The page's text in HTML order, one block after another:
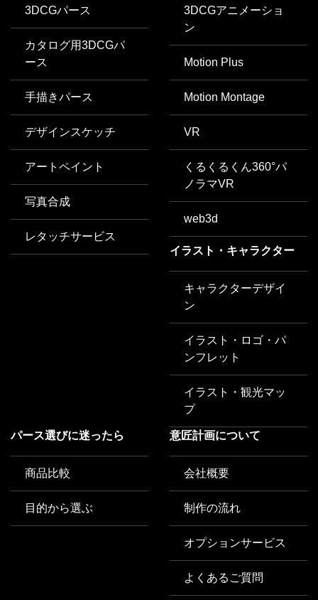
3DCGパース
カタログ用3DCGパ
ース
手描きパース
デザインスケッチ
アートペイント
写真合成
レタッチサービス
3DCGアニメーショ
ン
Motion Plus
Motion Montage
VR
くるくるくん360°パ
ノラマVR
web3d
イラスト・キャラクター
キャラクターデザイ
ン
イラスト・ロゴ・パ
ンフレット
イラスト・観光マッ
プ
パース選びに迷ったら
商品比較
目的から選ぶ
意匠計画について
会社概要
制作の流れ
オプションサービス
よくあるご質問